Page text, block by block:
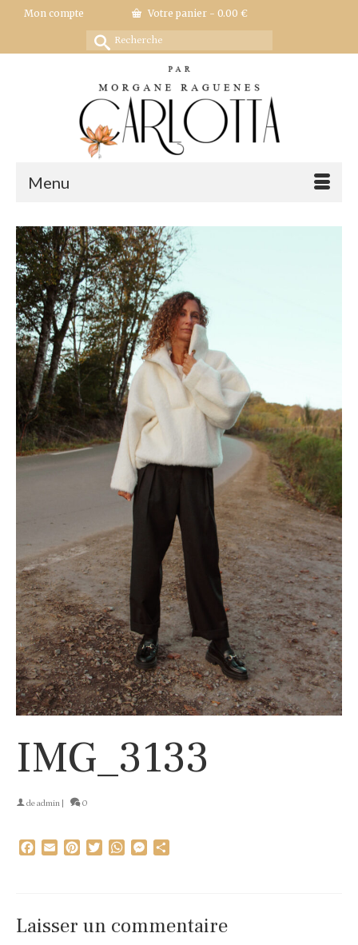
Mon compte Votre panier - 0.00 €
Rechercher :
Menu
IMG_3133
deadmin 0
Facebook
EmailPinterestTwitterWhatsAppMessenger
Laisser un commentaire